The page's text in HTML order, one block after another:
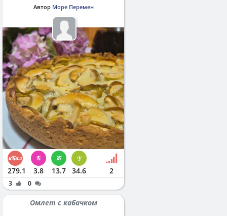
Автор Море Перемен
279.1 3.8 13.7 34.6 2
3 0
Омлет с кабачком